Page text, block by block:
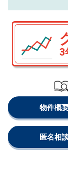
3
物件概
匿名相